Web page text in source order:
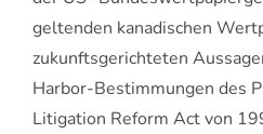
geltenden kanadischen
zukunftsgerichteten
Harbor-Bestimmungen des
Litigation Reform Act von